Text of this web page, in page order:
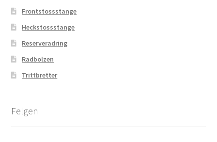
Frontstossstange
Heckstossstange
Reserveradring
Radbolzen
Trittbretter
Felgen